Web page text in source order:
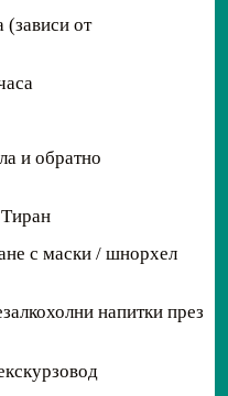
(зависи от
и обратно
Тиран
с маски / шнорхел
напитки през